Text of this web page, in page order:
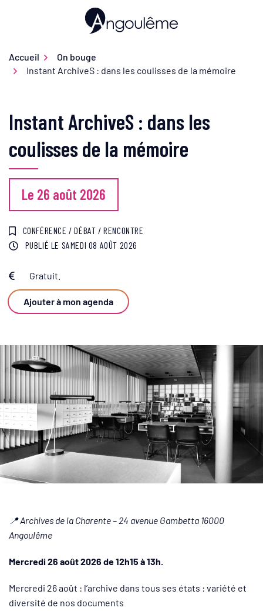
Ville d'Angoulême
Accueil
On bouge
Instant ArchiveS : dans les coulisses de la mémoire
Instant ArchiveS : dans les
coulisses de la mémoire
Le 26 août 2026
CONFÉRENCE / DÉBAT / RENCONTRE
PUBLIÉ LE SAMEDI 08 AOÛT 2026
Infos utiles
Gratuit.
Ajouter à mon agenda
📍 Archives de la Charente – 24 avenue Gambetta 16000
Angoulême
Mercredi 26 août 2026 de 12h15 à 13h.
Mercredi 26 août : l’archive dans tous ses états : variété et
diversité de nos documents